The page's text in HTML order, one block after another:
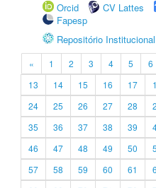
Orcid
CV Lattes
Fapesp
Repositório
« 1 2 3 4 5 6
13
14 15 16 17
24
25 26 27 28
35
36 37 38 39
46
47 48 49 50
57
58 59 60 61